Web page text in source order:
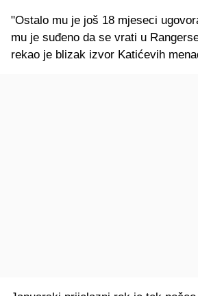
"Ostalo mu je još 18 mjeseci
mu je suđeno da se vrati u
rekao je blizak izvor Katićevih